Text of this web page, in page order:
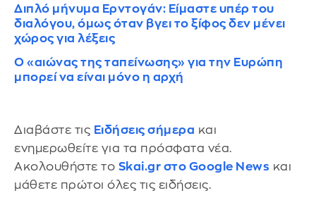
Διπλό μήνυμα Ερντογάν: Είμαστε υπέρ του
διαλόγου, όμως όταν βγει το ξίφος δεν μένει
χώρος για λέξεις
Ο «αιώνας της ταπείνωσης» για την Ευρώπη
μπορεί να είναι μόνο η αρχή
Διαβάστε τις Ειδήσεις σήμερα και
ενημερωθείτε για τα πρόσφατα νέα.
Ακολουθήστε το Skai.gr στο Google News και
μάθετε πρώτοι όλες τις ειδήσεις.